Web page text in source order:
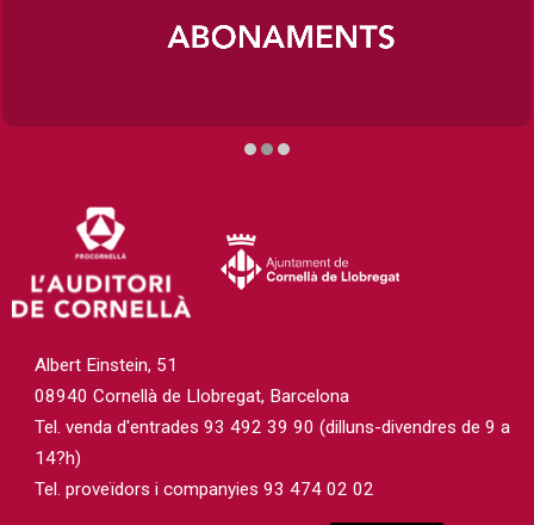
Albert Einstein, 51
08940 Cornellà de Llobregat, Barcelona
Tel. venda d'entrades 93 492 39 90 (dilluns-divendres de 9 a
14?h)
Tel. proveïdors i companyies 93 474 02 02